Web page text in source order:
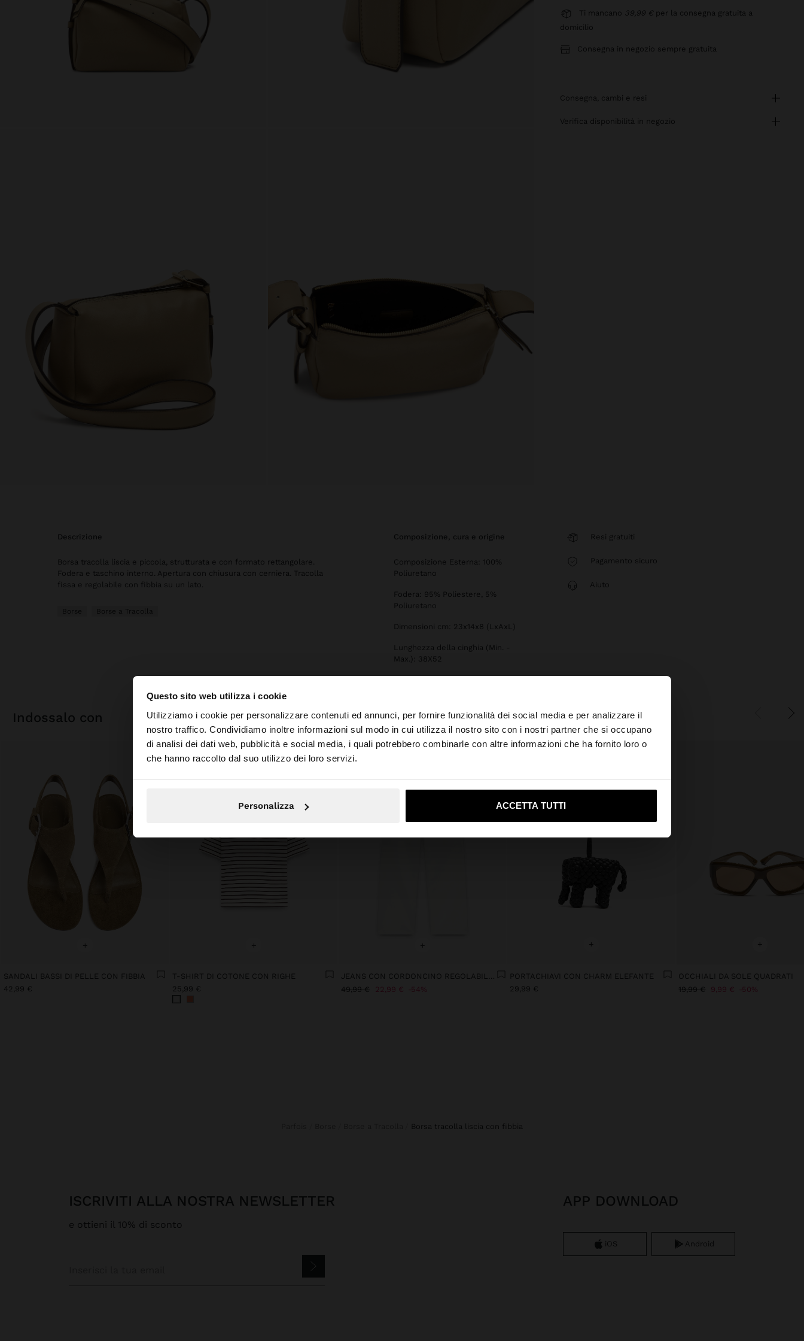
Questo sito web utilizza i cookie
Utilizziamo i cookie per personalizzare contenuti ed annunci, per fornire funzionalità dei social media e per analizzare il
nostro traffico. Condividiamo inoltre informazioni sul modo in cui utilizza il nostro sito con i nostri partner che si occupano
di analisi dei dati web, pubblicità e social media, i quali potrebbero combinarle con altre informazioni che ha fornito loro o
che hanno raccolto dal suo utilizzo dei loro servizi.
Personalizza ACCETTA TUTTI
ciao ×
Stai accedendo al sito da Italia. Vuoi navigare sul nostro sito United States?
No, resta in Italia Sì, portami su United States
Ti mancano 39,99 € per la consegna gratuita a
domicilio
Consegna in negozio sempre gratuita
consegna, cambi e resi
verifica disponibilità in negozio
descrizione
Borsa tracolla liscia e piccola, strutturata e con formato rettangolare.
Fodera e taschino interno. Apertura con chiusura con cerniera. Tracolla
fissa e regolabile con fibbia su un lato.
Borse Borse a Tracolla
composizione, cura e origine
Composizione Esterna: 100%
Poliuretano
Fodera: 95% Poliestere, 5%
Poliuretano
Dimensioni cm: 23x14x8 (LxAxL)
Lunghezza della cinghia (Min. -
Max.): 38X52
Resi gratuiti
Pagamento sicuro
Aiuto
indossalo con
+
SANDALI BASSI DI PELLE CON FIBBIA
42,99 €
+
T-SHIRT DI COTONE CON RIGHE
25,99 €
+
49,99 € 22,99 € 54%
+
PORTACHIAVI CON CHARM ELEFANTE
29,99 €
+
OCCHIALI DA SOLE QUADRATI
19,99 € 9,99 € 50%
borsa tracolla liscia con fibbia
ISCRIVITI ALLA NOSTRA NEWSLETTER
e ottieni il 10% di sconto
APP DOWNLOAD
iOS Android